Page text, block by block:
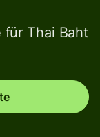
für Thai Baht